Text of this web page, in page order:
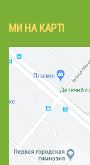
МИ НА КАРТІ